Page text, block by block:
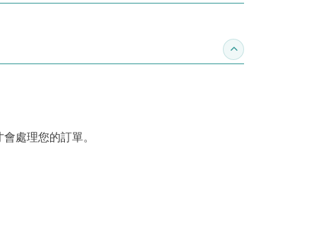
收合訂購須知
處理您的訂單。